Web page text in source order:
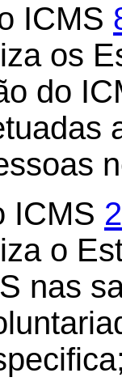
ICMS
os
do
ICMS
o
nas